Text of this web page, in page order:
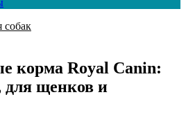
собак
корма Royal Canin:
для щенков и